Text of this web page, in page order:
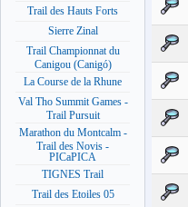
Trail des Hauts Forts
Sierre Zinal
Trail Championnat du
Canigou (Canigó)
La Course de la Rhune
Val Tho Summit Games -
Trail Pursuit
Marathon du Montcalm -
Trail des Novis -
PICaPICA
TIGNES Trail
Trail des Etoiles 05